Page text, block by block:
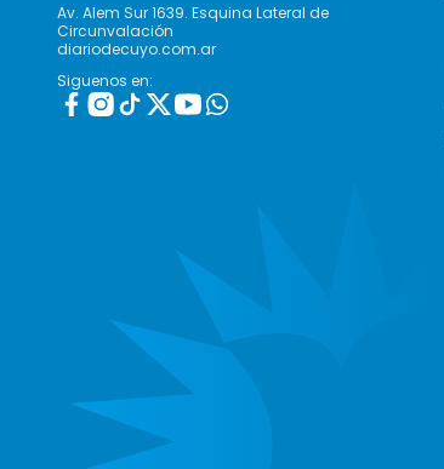
Av. Alem Sur 1639. Esquina Lateral de
Circunvalación
diariodecuyo.com.ar
Siguenos en: